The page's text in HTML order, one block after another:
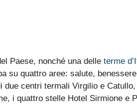
Paese, nonché una delle terme
su quattro aree: salute,
due centri termali Virgilio e Catullo,
i quattro stelle Hotel Sirmione e